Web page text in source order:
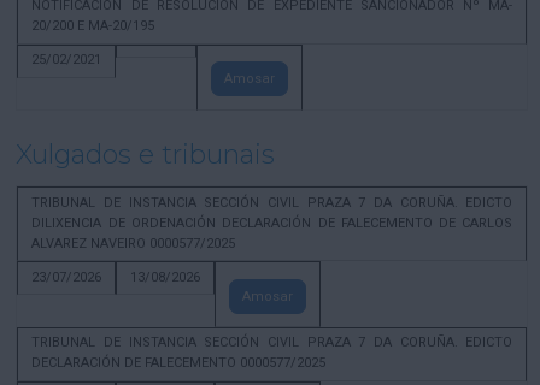
NOTIFICACION DE RESOLUCION DE EXPEDIENTE SANCIONADOR Nº MA-
20/200 E MA-20/195
25/02/2021
Amosar
Xulgados e tribunais
TRIBUNAL DE INSTANCIA SECCIÓN CIVIL PRAZA 7 DA CORUÑA. EDICTO
DILIXENCIA DE ORDENACIÓN DECLARACIÓN DE FALECEMENTO DE CARLOS
ALVAREZ NAVEIRO 0000577/2025
23/07/2026
13/08/2026
Amosar
TRIBUNAL DE INSTANCIA SECCIÓN CIVIL PRAZA 7 DA CORUÑA. EDICTO
DECLARACIÓN DE FALECEMENTO 0000577/2025